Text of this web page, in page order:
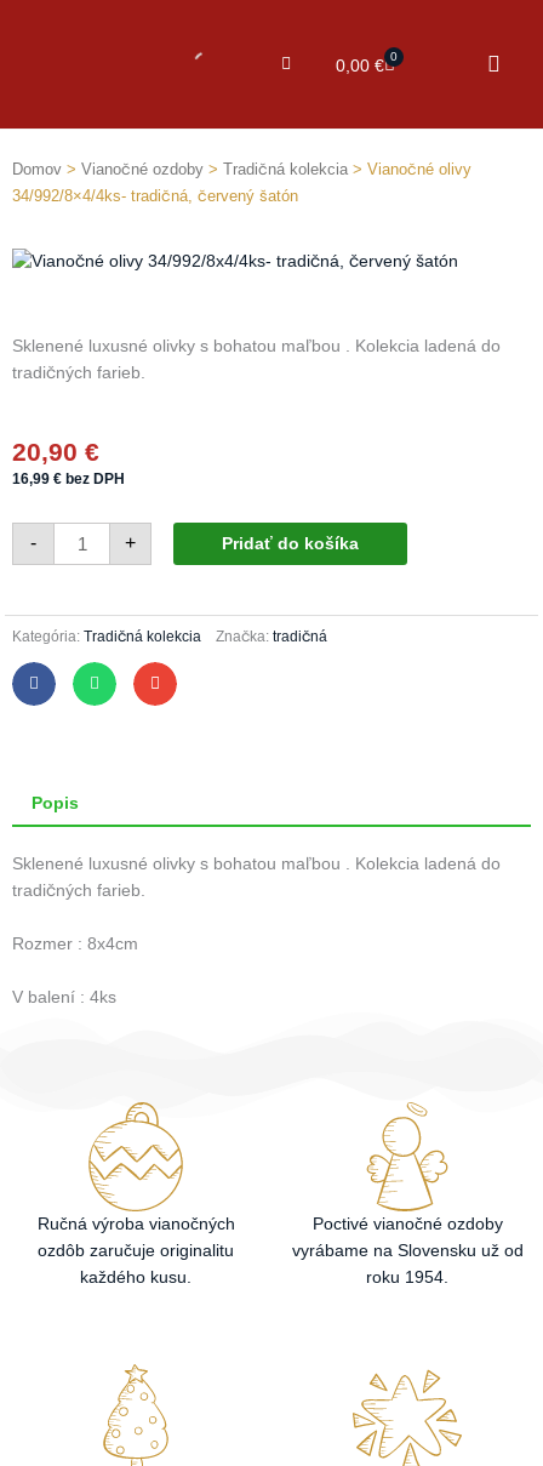
0,00€ 0
Cart
Domov > Vianočné ozdoby > Tradičná kolekcia > Vianočné olivy
34/992/8×4/4ks- tradičná, červený šatón
Sklenené luxusné olivky s bohatou maľbou . Kolekcia ladená do
tradičných farieb.
20,90 €
16,99 € bez DPH
-
množstvo
Vianočné
olivy
+ Pridať do košíka
Kategória: Tradičná kolekcia Značka: tradičná
Popis
Sklenené luxusné olivky s bohatou maľbou . Kolekcia ladená do
tradičných farieb.
Rozmer : 8x4cm
V balení : 4ks
Ručná výroba vianočných
ozdôb zaručuje originalitu
každého kusu.
Poctivé vianočné ozdoby
vyrábame na Slovensku už od
roku 1954.